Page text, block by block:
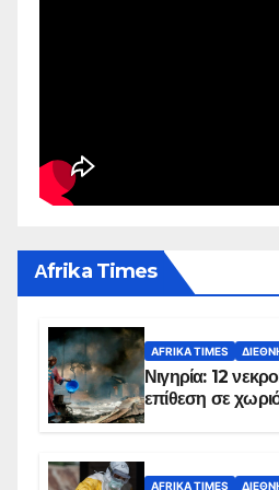
Αfrika Times
AFRIKA TIMES
Νιγηρία: 12
επίθεση σε
AFRIKA TIMES